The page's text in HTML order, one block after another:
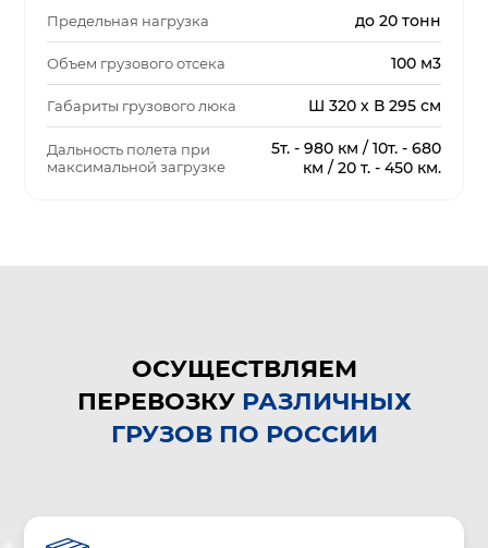
Предельная нагрузка до 20 тонн
Объем грузового отсека 100 м3
Габариты грузового люка Ш 320 х В 295 см
Дальность полета при
максимальной загрузке
5т. - 980 км / 10т. - 680
км / 20 т. - 450 км.
ОСУЩЕСТВЛЯЕМ
ПЕРЕВОЗКУРАЗЛИЧНЫХ
ГРУЗОВ ПО РОССИИ